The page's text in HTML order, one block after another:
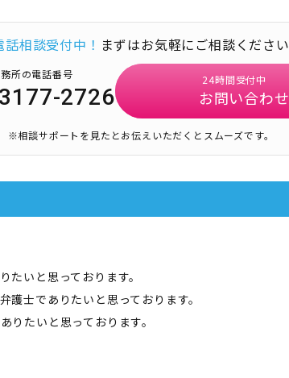
話相談受付中！ まずはお気軽にご相談ください
所の電話番号
2726
24時間受付中
お問い合わせ
※相談サポートを見たとお伝えいただくとスムーズです。
いと思っております。
士でありたいと思っております。
たいと思っております。